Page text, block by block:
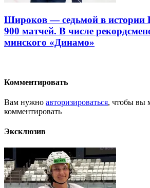
Широков — седьмой в истории
900 матчей. В числе
минского «Динамо»
Комментировать
Вам нужно авторизироваться, чтобы вы
комментировать
Эксклюзив